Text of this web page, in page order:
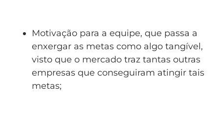
Motivação para a equipe, que passa a
enxergar as metas como algo tangível,
visto que o mercado traz tantas outras
empresas que conseguiram atingir tais
metas;